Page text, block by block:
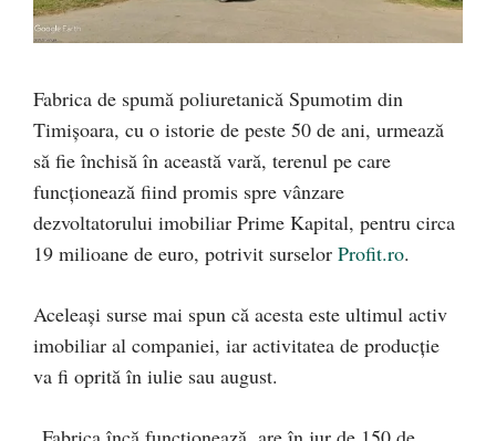
Fabrica de spumă poliuretanică Spumotim din
Timișoara, cu o istorie de peste 50 de ani, urmează
să fie închisă în această vară, terenul pe care
funcționează fiind promis spre vânzare
dezvoltatorului imobiliar Prime Kapital, pentru circa
19 milioane de euro, potrivit surselor Profit.ro.
Aceleași surse mai spun că acesta este ultimul activ
imobiliar al companiei, iar activitatea de producție
va fi oprită în iulie sau august.